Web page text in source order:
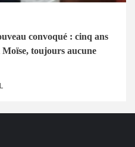
convoqué : cinq ans
Moïse, toujours aucune